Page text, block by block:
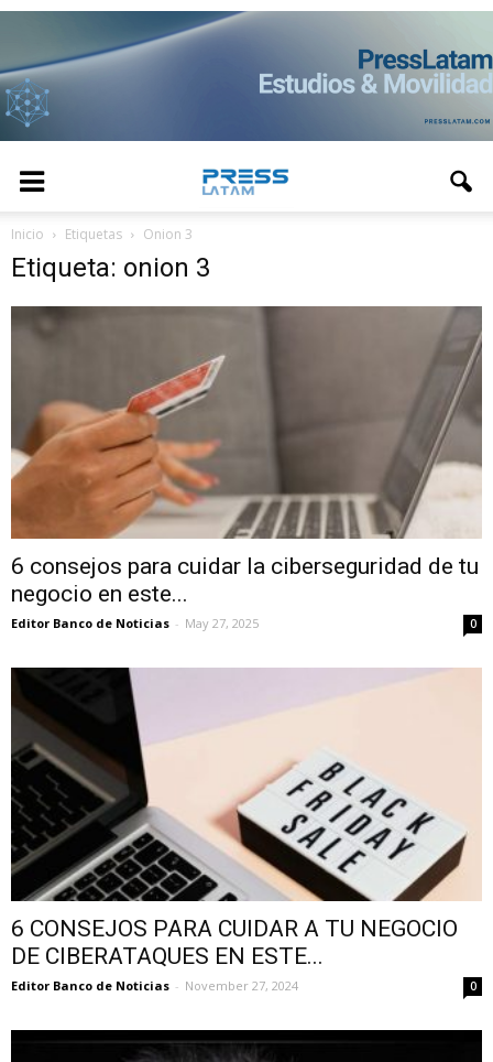
Inicio Etiquetas Onion 3
Etiqueta: onion 3
6 consejos para cuidar la ciberseguridad de tu
negocio en este...
Editor Banco de Noticias - May 27, 2025 0
6 CONSEJOS PARA CUIDAR A TU NEGOCIO
DE CIBERATAQUES EN ESTE...
Editor Banco de Noticias - November 27, 2024 0